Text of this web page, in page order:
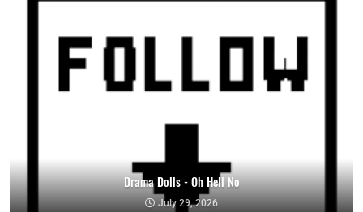
Drama Dolls - Oh Hell No
July 29, 2026